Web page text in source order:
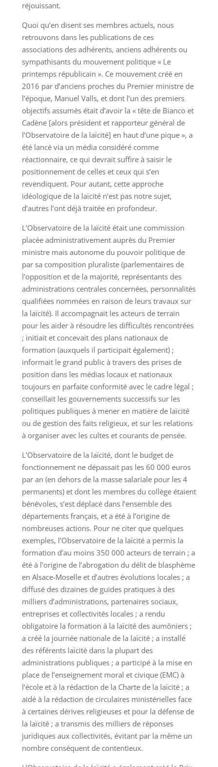
réjouissant.
Quoi qu’en disent ses membres actuels, nous
retrouvons dans les publications de ces
associations des adhérents, anciens adhérents ou
sympathisants du mouvement politique « Le
printemps républicain ». Ce mouvement créé en
2016 par d’anciens proches du Premier ministre de
l’époque, Manuel Valls, et dont l’un des premiers
objectifs assumés était d’avoir la « tête de Bianco et
Cadène [alors président et rapporteur général de
l’Observatoire de la laïcité] en haut d’une pique », a
été lancé via un média considéré comme
réactionnaire, ce qui devrait suffire à saisir le
positionnement de celles et ceux qui s’en
revendiquent. Pour autant, cette approche
idéologique de la laïcité n’est pas notre sujet,
d’autres l’ont déjà traitée en profondeur.
L’Observatoire de la laïcité était une commission
placée administrativement auprès du Premier
ministre mais autonome du pouvoir politique de
par sa composition pluraliste (parlementaires de
l’opposition et de la majorité, représentants des
administrations centrales concernées, personnalités
qualifiées nommées en raison de leurs travaux sur
la laïcité). Il accompagnait les acteurs de terrain
pour les aider à résoudre les difficultés rencontrées
; initiait et concevait des plans nationaux de
formation (auxquels il participait également) ;
informait le grand public à travers des prises de
position dans les médias locaux et nationaux
toujours en parfaite conformité avec le cadre légal ;
conseillait les gouvernements successifs sur les
politiques publiques à mener en matière de laïcité
ou de gestion des faits religieux, et sur les relations
à organiser avec les cultes et courants de pensée.
L’Observatoire de la laïcité, dont le budget de
fonctionnement ne dépassait pas les 60 000 euros
par an (en dehors de la masse salariale pour les 4
permanents) et dont les membres du collège étaient
bénévoles, s’est déplacé dans l’ensemble des
départements français, et a été à l’origine de
nombreuses actions. Pour ne citer que quelques
exemples, l’Observatoire de la laïcité a permis la
formation d’au moins 350 000 acteurs de terrain ; a
été à l’origine de l’abrogation du délit de blasphème
en Alsace-Moselle et d’autres évolutions locales ; a
diffusé des dizaines de guides pratiques à des
milliers d’administrations, partenaires sociaux,
entreprises et collectivités locales ; a rendu
obligatoire la formation à la laïcité des aumôniers ;
a créé la journée nationale de la laïcité ; a installé
des référents laïcité dans la plupart des
administrations publiques ; a participé à la mise en
place de l’enseignement moral et civique (EMC) à
l’école et à la rédaction de la Charte de la laïcité ; a
aidé à la rédaction de circulaires ministérielles face
à certaines dérives religieuses et pour la défense de
la laïcité ; a transmis des milliers de réponses
juridiques aux collectivités, évitant par la même un
nombre conséquent de contentieux.